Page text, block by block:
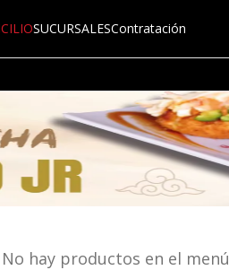
SUCURSALESContratación
No hay productos en el menú